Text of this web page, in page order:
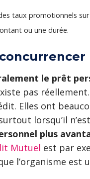
taux promotionnels
ou une durée.
le prêt
pas
Elles ont
lorsqu’il
plus
Mutuel est par
l’organisme est